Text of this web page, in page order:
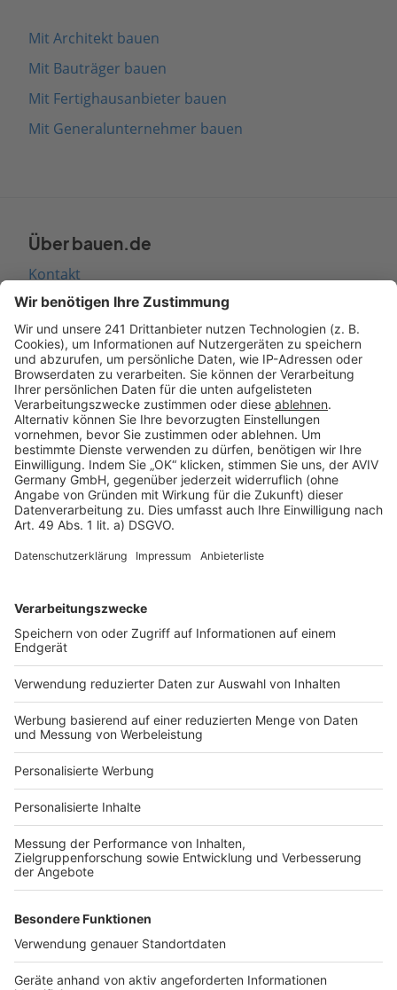
Mit Architekt bauen
Mit Bauträger bauen
Mit Fertighausanbieter bauen
Mit Generalunternehmer bauen
Über bauen.de
Kontakt
Seitenaufbau
Barrierefreiheit
Cookie Einstellungen
Rechtliches
AGB-Übersicht
Datenschutz
Impressum
Services
Bauprojekt-Quiz
Häuser-Suche
Hausanbieter-Suche
Bauprojekt-Profil
Für Unternehmen
Ihre Baufirma auf bauen.de
Kostenloses Infogespräch